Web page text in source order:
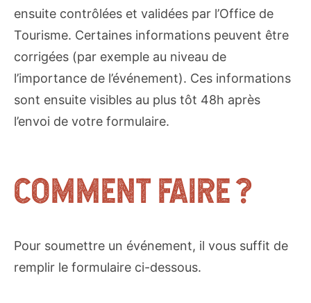
ensuite contrôlées et validées par l’Office de
Tourisme. Certaines informations peuvent être
corrigées (par exemple au niveau de
l’importance de l’événement). Ces informations
sont ensuite visibles au plus tôt 48h après
l’envoi de votre formulaire.
COMMENT FAIRE ?
Pour soumettre un événement, il vous suffit de
remplir le formulaire ci-dessous.